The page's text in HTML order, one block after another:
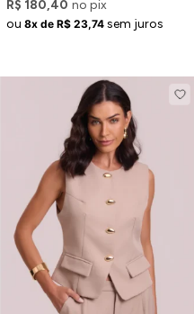
R$ 180,40 no pix
ou 8x de R$ 23,74 sem juros